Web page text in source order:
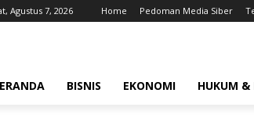
Agustus 7, 2026 Home Pedoman Media Siber
BISNIS EKONOMI HUKUM &